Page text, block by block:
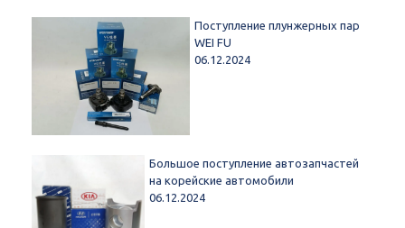
Поступление плунжерных пар
WEI FU
06.12.2024
Большое поступление автозапчастей
на корейские автомобили
06.12.2024